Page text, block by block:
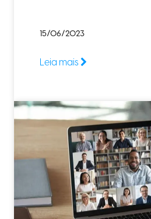
15/06/2023
Leia mais